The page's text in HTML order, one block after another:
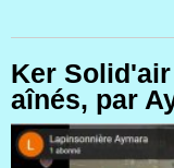
Ker
aînés, par